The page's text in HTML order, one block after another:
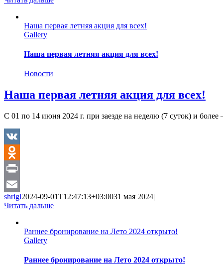
Наша первая летняя акция для всех!
Gallery
Наша первая летняя акция для всех!
Новости
Наша первая летняя акция для всех!
С 01 по 14 июня 2024 г. при заезде на неделю (7 суток) и
VK
Odnoklassniki
Print
Email
shrigl2024-09-01T12:47:13+03:0031 мая 2024|
Читать дальше
Раннее бронирование на Лето 2024 открыто!
Gallery
Раннее бронирование на Лето 2024 открыто!